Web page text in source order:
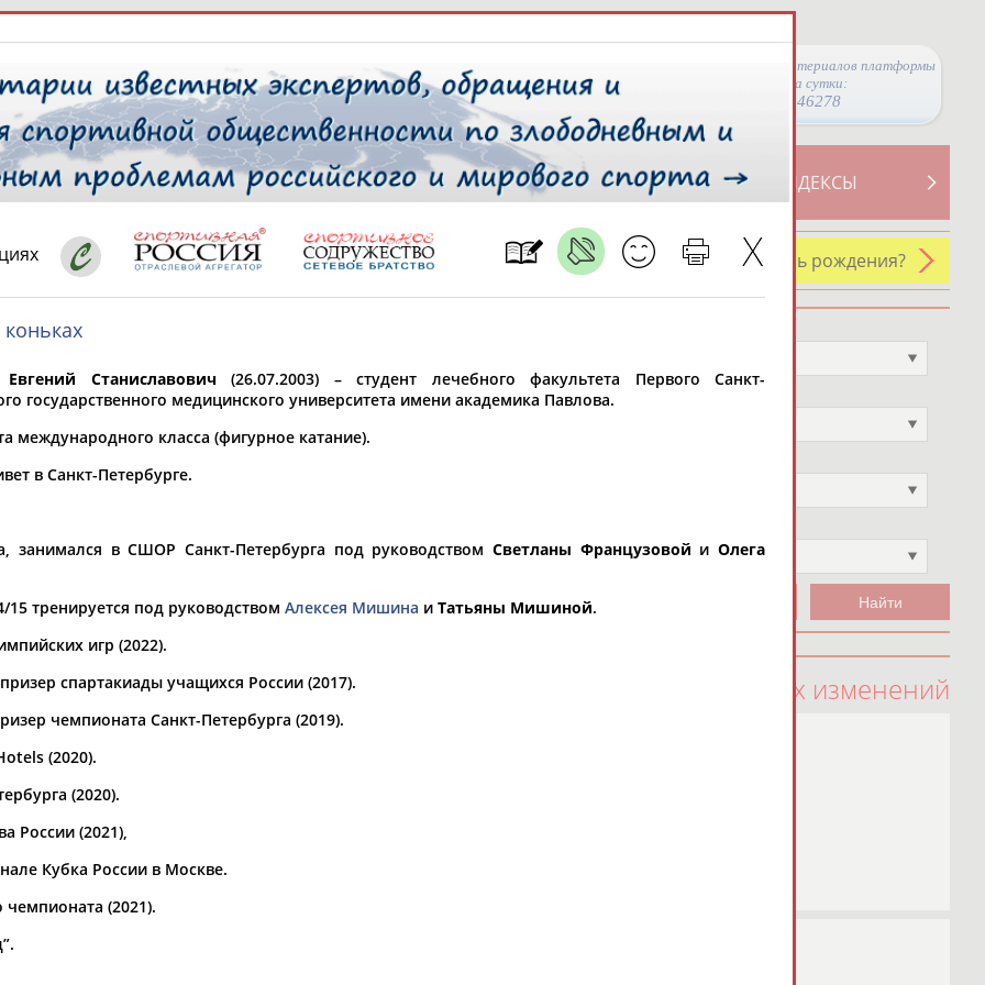
Просмотры материалов платформы
за сутки:
46278
СВОДНЫЕ ИНДЕКСЫ
ТАБЛО АКТИВНОСТИ
РЕСУРСНАЯ ПЛОЩАДКА
У кого сегодня день рождения?
регион*
* для действующих спортсменов
рождения
чч мм год по чч мм год
Спортивное звание
Не выбран
100 последних изменений
Станиславович(26.07.2003) – студент лечебного факультета Первого Санкт-
государственного медицинского университета имени академика Павлова.
международного класса (фигурное катание).
в Санкт-Петербурге.
занимался в СШОР Санкт-Петербурга под руководством Светланы Французовой иОлега
15 тренируется под руководством Алексея Мишина и Татьяны Мишиной.
игр (2022).
спартакиады учащихся России (2017).
чемпионата Санкт-Петербурга (2019).
(2020).
(2020).
России (2021),
Кубка России в Москве.
(2021).